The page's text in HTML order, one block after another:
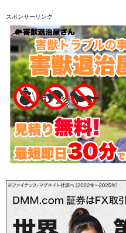
スポンサーリンク